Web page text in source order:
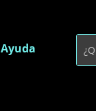
Ayuda